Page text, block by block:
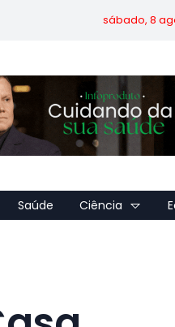
sábado, 8
Saúde Ciência